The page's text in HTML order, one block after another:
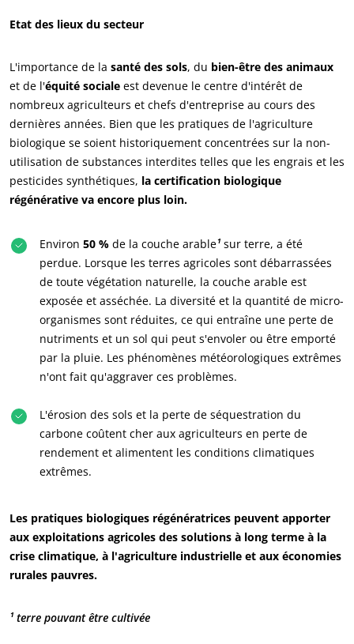
ECOCERT
Qui sommes nous ?
Actualités
Carrières
Etat des lieux du secteur
L'importance de la santé des sols, du bien-être des animaux
et de l'équité sociale est devenue le centre d'intérêt de
nombreux agriculteurs et chefs d'entreprise au cours des
dernières années. Bien que les pratiques de l'agriculture
biologique se soient historiquement concentrées sur la non-
utilisation de substances interdites telles que les engrais et les
pesticides synthétiques, la certification biologique
régénérative va encore plus loin.
Environ 50 % de la couche arable¹ sur terre, a été
perdue. Lorsque les terres agricoles sont débarrassées
de toute végétation naturelle, la couche arable est
exposée et asséchée. La diversité et la quantité de micro-
organismes sont réduites, ce qui entraîne une perte de
nutriments et un sol qui peut s'envoler ou être emporté
par la pluie. Les phénomènes météorologiques extrêmes
n'ont fait qu'aggraver ces problèmes.
L'érosion des sols et la perte de séquestration du
carbone coûtent cher aux agriculteurs en perte de
rendement et alimentent les conditions climatiques
extrêmes.
Les pratiques biologiques régénératrices peuvent apporter
aux exploitations agricoles des solutions à long terme à la
crise climatique, à l'agriculture industrielle et aux économies
rurales pauvres.
¹ terre pouvant être cultivée